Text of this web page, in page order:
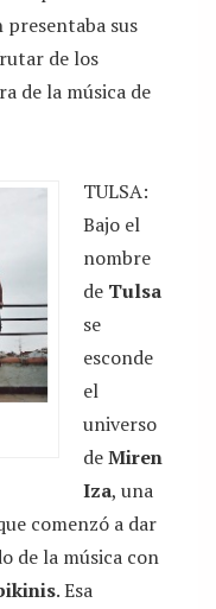
presentaba sus
de los
de la música de
TULSA:
Bajo el
nombre
de Tulsa
se
esconde
el
universo
deMiren
Iza, una
comenzó a dar
de la música con
. Esa